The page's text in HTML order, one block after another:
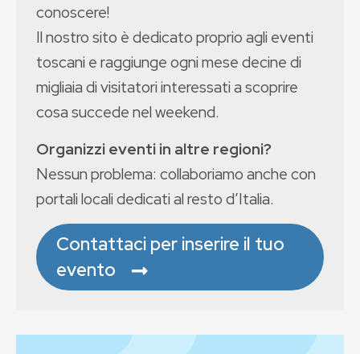
conoscere!
Il nostro sito è dedicato proprio agli eventi
toscani e raggiunge ogni mese decine di
migliaia di visitatori interessati a scoprire
cosa succede nel weekend.
Organizzi eventi in altre regioni?
Nessun problema: collaboriamo anche con
portali locali dedicati al resto d’Italia.
Contattaci per inserire il tuo
evento